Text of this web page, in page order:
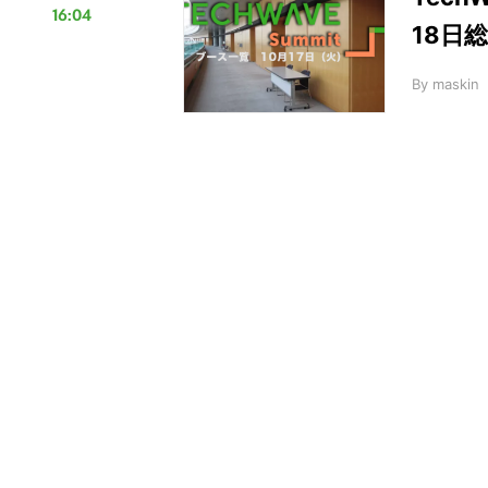
16:04
18日
By maskin